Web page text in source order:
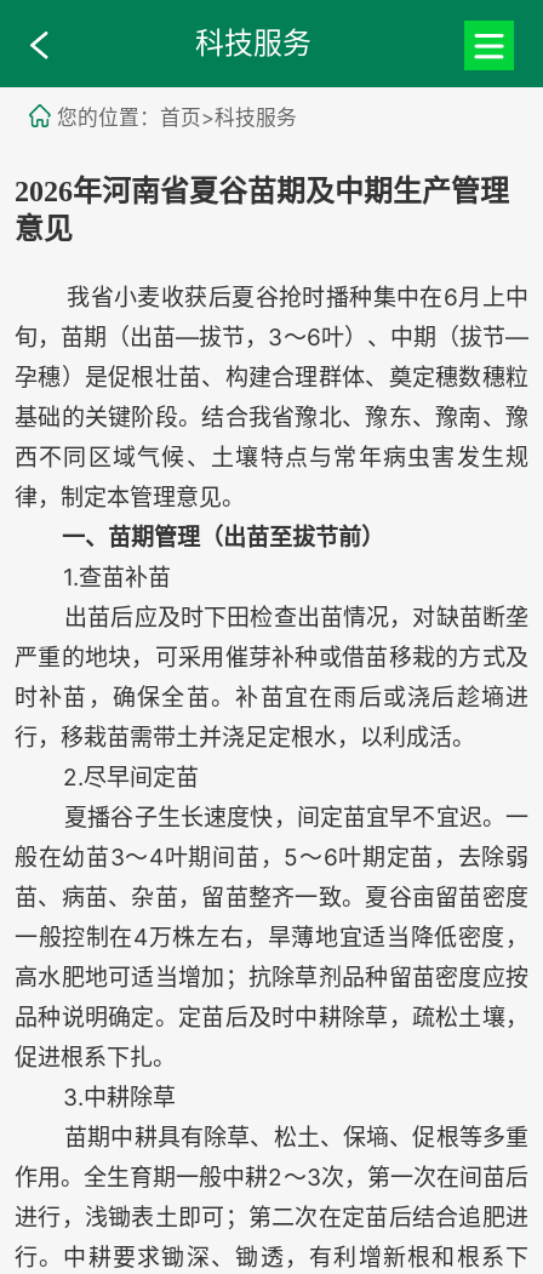
科技服务
您的位置：首页>科技服务
2026年河南省夏谷苗期及中期生产管理
意见
我省小麦收获后夏谷抢时播种集中在6月上中
旬，苗期（出苗—拔节，3～6叶）、中期（拔节—
孕穗）是促根壮苗、构建合理群体、奠定穗数穗粒
基础的关键阶段。结合我省豫北、豫东、豫南、豫
西不同区域气候、土壤特点与常年病虫害发生规
律，制定本管理意见。
一、苗期管理（出苗至拔节前）
1.查苗补苗
出苗后应及时下田检查出苗情况，对缺苗断垄
严重的地块，可采用催芽补种或借苗移栽的方式及
时补苗，确保全苗。补苗宜在雨后或浇后趁墒进
行，移栽苗需带土并浇足定根水，以利成活。
2.尽早间定苗
夏播谷子生长速度快，间定苗宜早不宜迟。一
般在幼苗3～4叶期间苗，5～6叶期定苗，去除弱
苗、病苗、杂苗，留苗整齐一致。夏谷亩留苗密度
一般控制在4万株左右，旱薄地宜适当降低密度，
高水肥地可适当增加；抗除草剂品种留苗密度应按
品种说明确定。定苗后及时中耕除草，疏松土壤，
促进根系下扎。
3.中耕除草
苗期中耕具有除草、松土、保墒、促根等多重
作用。全生育期一般中耕2～3次，第一次在间苗后
进行，浅锄表土即可；第二次在定苗后结合追肥进
行。中耕要求锄深、锄透，有利增新根和根系下